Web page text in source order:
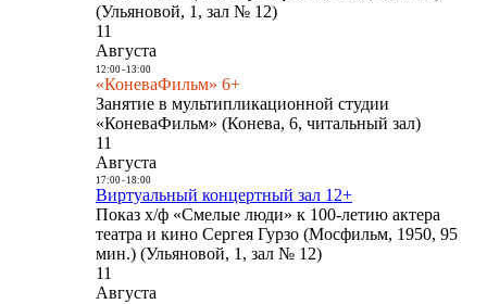
(Ульяновой, 1, зал № 12)
11
Августа
12:00- 13:00
«КоневаФильм» 6+
Занятие в мультипликационной студии
«КоневаФильм» (Конева, 6, читальный зал)
11
Августа
17:00- 18:00
Виртуальный концертный зал 12+
Показ х/ф «Смелые люди» к 100-летию актера
театра и кино Сергея Гурзо (Мосфильм, 1950, 95
мин.) (Ульяновой, 1, зал № 12)
11
Августа